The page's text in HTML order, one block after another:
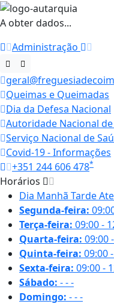
A obter dados...
Administração
Queimas e Queimadas
Dia da Defesa Nacional
Autoridade Nacional
Serviço Nacional de
Covid-19 - Informações
+351 244 606 478*
Horários
Dia Manhã Tarde
Segunda-feira:
Terça-feira: 09:00 -
Quarta-feira: 09:00
Quinta-feira: 09:00
Sexta-feira: 09:00 -
Sábado: ---
Domingo: ---